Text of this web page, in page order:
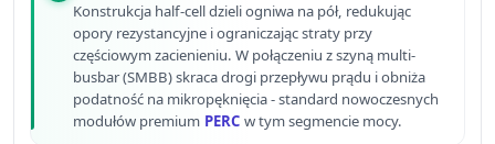
Konstrukcja half-cell dzieli ogniwa na pół, redukując
opory rezystancyjne i ograniczając straty przy
częściowym zacienieniu. W połączeniu z szyną multi-
busbar (SMBB) skraca drogi przepływu prądu i obniża
podatność na mikropęknięcia - standard nowoczesnych
modułów premium PERC w tym segmencie mocy.